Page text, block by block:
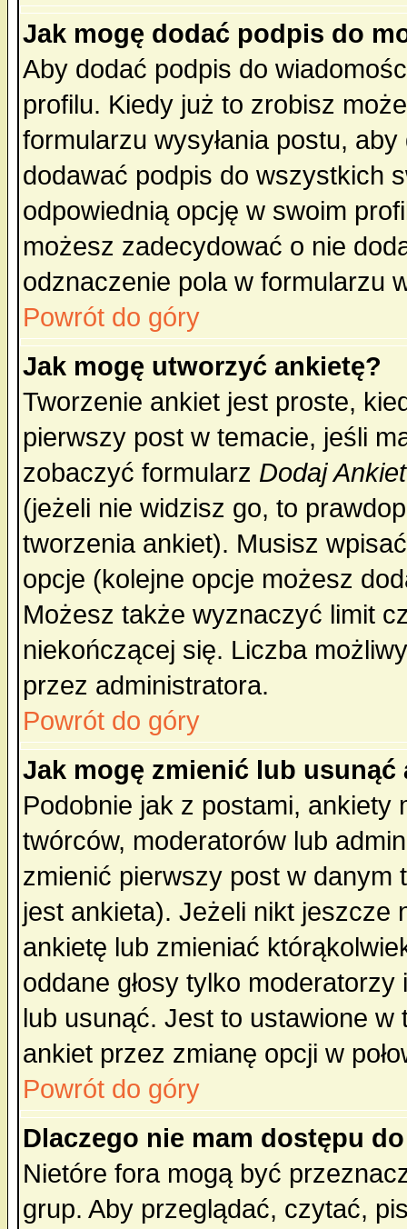
Jak mogę dodać podpis do
Aby dodać podpis do
profilu. Kiedy już to zrobisz
formularzu wysyłania postu,
dodawać podpis do wszystkich
odpowiednią opcję w swoim
możesz zadecydować o nie
odznaczenie pola w formularzu
Powrót do góry
Jak mogę utworzyć ankietę?
Tworzenie ankiet jest proste,
pierwszy post w temacie, jeśli
zobaczyć formularz Dodaj
(jeżeli nie widzisz go, to
tworzenia ankiet). Musisz
opcje (kolejne opcje możesz
Możesz także wyznaczyć limit
niekończącej się. Liczba
przez administratora.
Powrót do góry
Jak mogę zmienić lub usunąć
Podobnie jak z postami,
twórców, moderatorów lub
zmienić pierwszy post w
jest ankieta). Jeżeli nikt jeszcze
ankietę lub zmieniać
oddane głosy tylko
lub usunąć. Jest to ustawione w
ankiet przez zmianę opcji w
Powrót do góry
Dlaczego nie mam dostępu
Nietóre fora mogą być
grup. Aby przeglądać, czytać,